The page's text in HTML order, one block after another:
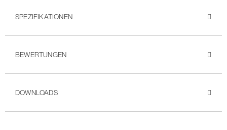
SPEZIFIKATIONEN
BEWERTUNGEN
DOWNLOADS